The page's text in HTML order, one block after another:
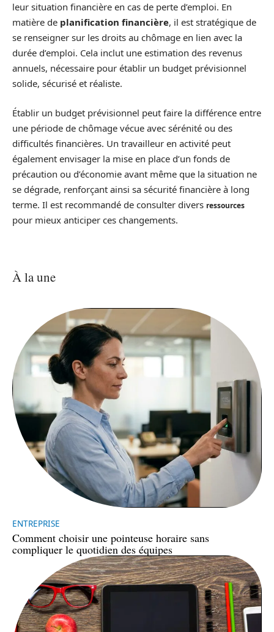
leur situation financière en cas de perte d’emploi. En
matière de planification financière, il est stratégique de
se renseigner sur les droits au chômage en lien avec la
durée d’emploi. Cela inclut une estimation des revenus
annuels, nécessaire pour établir un budget prévisionnel
solide, sécurisé et réaliste.
Établir un budget prévisionnel peut faire la différence entre
une période de chômage vécue avec sérénité ou des
difficultés financières. Un travailleur en activité peut
également envisager la mise en place d’un fonds de
précaution ou d’économie avant même que la situation ne
se dégrade, renforçant ainsi sa sécurité financière à long
terme. Il est recommandé de consulter divers ressources
pour mieux anticiper ces changements.
À la une
ENTREPRISE
Comment choisir une pointeuse horaire sans
compliquer le quotidien des équipes